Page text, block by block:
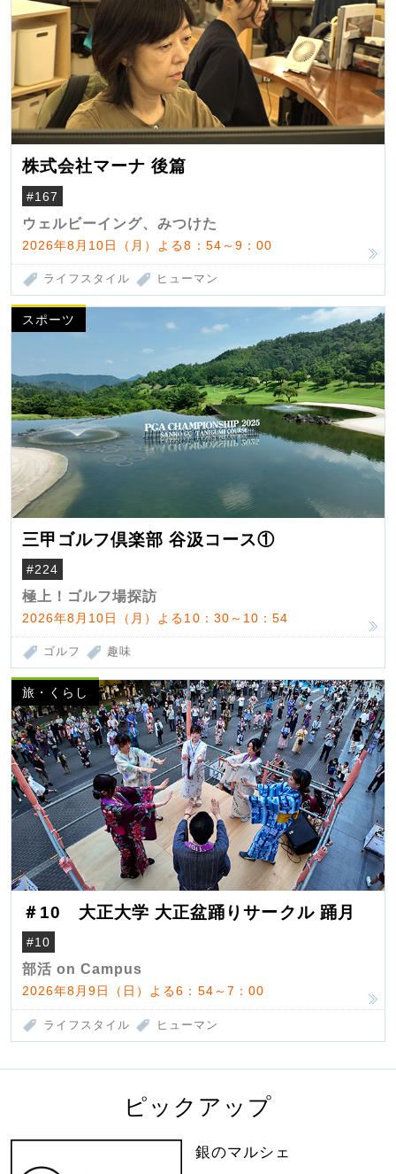
株式会社マーナ 後篇
#167
ウェルビーイング、みつけた
2026年8月10日（月）よる8：54～9：00
ライフスタイル ヒューマン
スポーツ
三甲ゴルフ倶楽部 谷汲コース①
#224
極上！ゴルフ場探訪
2026年8月10日（月）よる10：30～10：54
ゴルフ 趣味
旅・くらし
＃10 大正大学 大正盆踊りサークル 踊月
#10
部活 on Campus
2026年8月9日（日）よる6：54～7：00
ライフスタイル ヒューマン
ピックアップ
銀のマルシェ